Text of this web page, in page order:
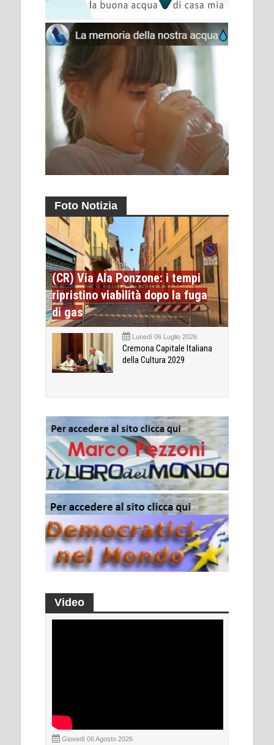
Foto Notizia
(CR) Via Ala Ponzone: i tempi
ripristino viabilità dopo la fuga
di gas
Lunedì 06 Luglio 2026
Cremona Capitale Italiana
della Cultura 2029
Video
Giovedì 06 Agosto 2026